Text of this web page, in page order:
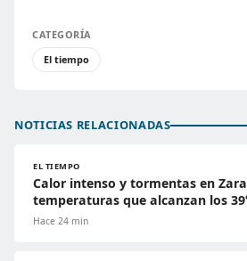
CATEGORÍA
El tiempo
NOTICIAS RELACIONADAS
EL TIEMPO
Calor intenso y tormentas en
temperaturas que alcanzan los
Hace 24 min